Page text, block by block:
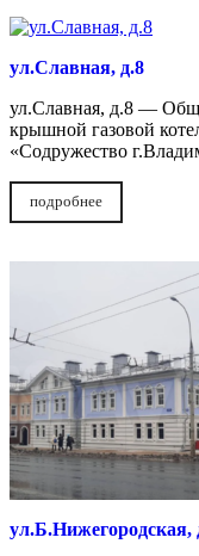
ул.Славная, д.8
ул.Славная, д.8 —
крышной газовой
«Содружество
подробнее
ул.Б.Нижегородская,